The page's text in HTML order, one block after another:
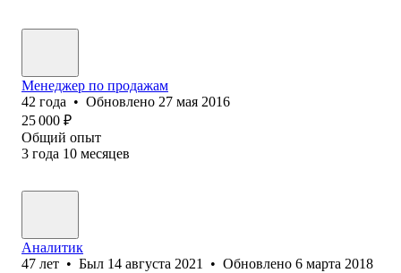
Менеджер по продажам
42 года • Обновлено 27 мая 2016
25 000 ₽
Общий опыт
3 года 10 месяцев
Аналитик
47 лет • Был 14 августа 2021 • Обновлено 6 марта 2018